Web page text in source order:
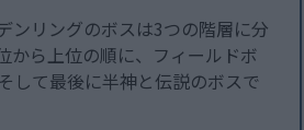
ンリングのボスは3つの階層に分
から上位の順に、フィールドボ
して最後に半神と伝説のボスで